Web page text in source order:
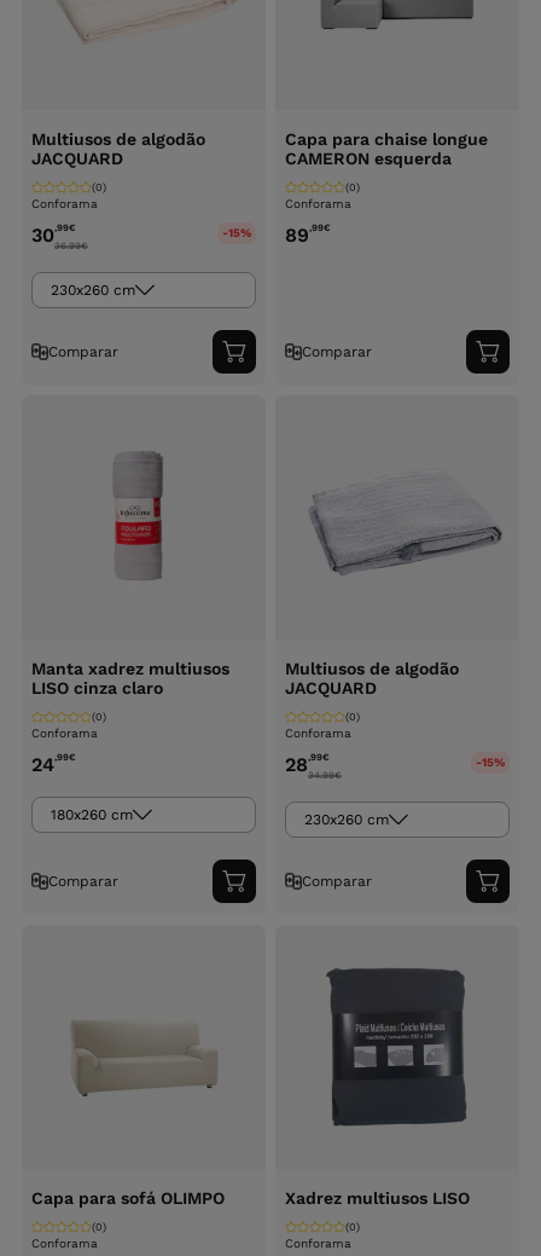
Multiusos de algodão
JACQUARD
Conforama
(0)
30,99€
36.99€
-15%
230x260 cm
Comparar
Adicionar
ao
Capa para chaise longue
CAMERON esquerda
Conforama
(0)
89,99€
Comparar
ao
Manta xadrez multiusos
LISO cinza claro
Conforama
(0)
24,99€
180x260 cm
Comparar
Adicionar
ao
Multiusos de algodão
JACQUARD
Conforama
(0)
28,99€
34.99€
-15%
230x260 cm
Comparar
ao
Capa para sofá OLIMPO
Conforama
(0)
Xadrez multiusos LISO
Conforama
(0)